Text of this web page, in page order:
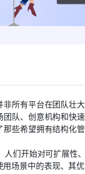
所有平台在团队壮
队、创意机构和快
些希望拥有结构化
们开始对可扩展性
场景中的表现、其